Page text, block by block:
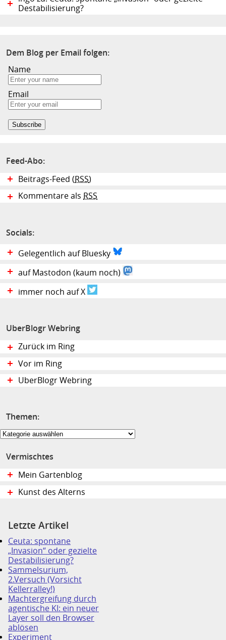
Destabilisierung?
Dem Blog per Email folgen:
Name
Email
Feed-Abo:
Beitrags-Feed (RSS)
Kommentare als RSS
Socials:
Gelegentlich auf Bluesky
auf Mastodon (kaum noch)
immer noch auf X
UberBlogr Webring
Zurück im Ring
Vor im Ring
UberBlogr Webring
Themen:
Themen:
Vermischtes
Mein Gartenblog
Kunst des Alterns
Letzte Artikel
Ceuta: spontane
„Invasion“ oder gezielte
Destabilisierung?
Sammelsurium,
2.Versuch (Vorsicht
Kellerralley!)
Machtergreifung durch
agentische KI: ein neuer
Layer soll den Browser
ablösen
Experiment